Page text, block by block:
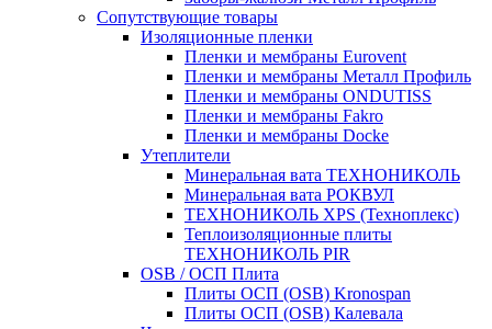
Сопутствующие товары
Изоляционные пленки
Пленки и мембраны Eurovent
Пленки и мембраны Металл Профиль
Пленки и мембраны ONDUTISS
Пленки и мембраны Fakro
Пленки и мембраны Docke
Утеплители
Минеральная вата ТЕХНОНИКОЛЬ
Минеральная вата РОКВУЛ
ТЕХНОНИКОЛЬ XPS (Техноплекс)
Теплоизоляционные плиты
ТЕХНОНИКОЛЬ PIR
OSB / ОСП Плита
Плиты ОСП (OSB) Kronospan
Плиты ОСП (OSB) Калевала